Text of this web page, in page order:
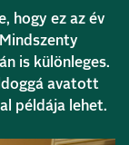
hogy ez az év
is különleges.
avatott
példája lehet.